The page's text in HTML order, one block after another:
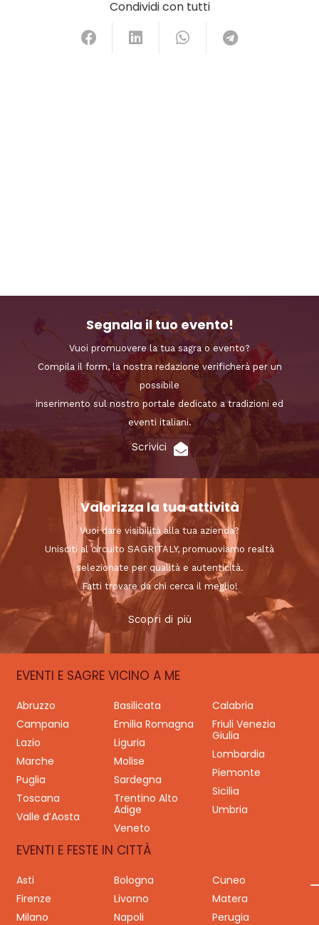
Condividi con tutti
Segnala il tuo evento!
Vuoi promuovere la tua sagra o evento?
Compila il form, la nostra redazione verificherà per un
possibile
inserimento sul nostro portale dedicato a tradizioni ed
eventi italiani.
Scrivici
Valorizza la tua attività
Vuoi dare visibilità alla tua azienda?
Unisciti al circuito SAGRITALY, promuoviamo realtà
selezionate per qualità e autenticità.
Fatti trovare da chi cerca il meglio!
Scopri di più
EVENTI E SAGRE VICINO A ME
Abruzzo Basilicata
Calabria
Campania
Emilia Romagna
Friuli Venezia
Giulia
Lazio
Liguria
Lombardia
Marche
Molise
Piemonte
Puglia
Sardegna
Sicilia
Toscana
Trentino Alto
Adige
Umbria
Valle d’Aosta
Veneto
EVENTI E FESTE IN CITTÀ
Asti Bologna
Cuneo
Firenze
Livorno
Matera
Milano
Napoli
Perugia